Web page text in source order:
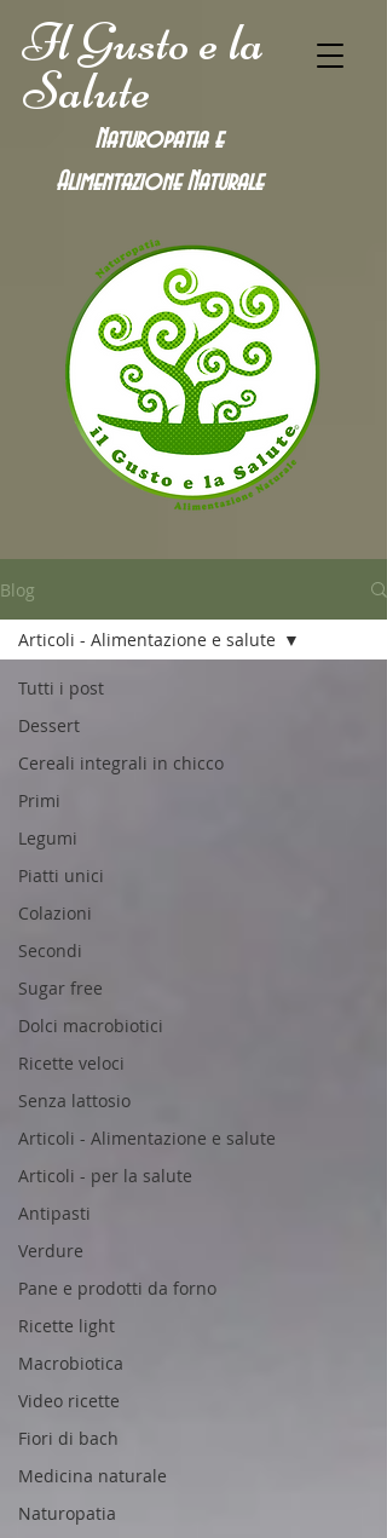
Il Gusto e la
Salute
Naturopatia e
Alimentazione Naturale
Blog
Tutti i post
Dessert
Cereali integrali in chicco
Primi
Legumi
Piatti unici
Colazioni
Secondi
Sugar free
Dolci macrobiotici
Ricette veloci
Senza lattosio
Articoli - Alimentazione e salute
Articoli - per la salute
Antipasti
Verdure
Pane e prodotti da forno
Ricette light
Macrobiotica
Video ricette
Fiori di bach
Medicina naturale
Naturopatia
Articoli - Alimentazione e salute